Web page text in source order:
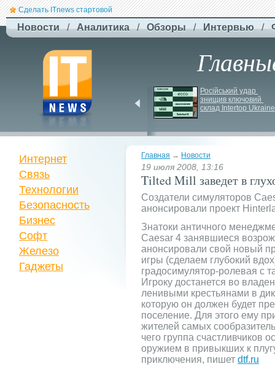
Сделать ITnews стартовой
Новости / Аналитика / Обзоры / Интервью /
бюджетный дрон F-
Сaptain, который
Російський удар
знищив ключовий
склад Intertop Ukraine
Главная → Новости
19 июля 2008, 13:16
Tilted Mill заведет в
Создатели симуляторов
анонсировали проект
Знатоки античного
Caesar 4 занявшиеся
анонсировали свой новый
игры (сделаем глубокий
градосимулятор-ролевая с
Игроку достанется во
ленивыми крестьянами в
которую он должен будет
поселение. Для этого ему
жителей самых
чего группа счастливчиков
оружием в привыкших к
приключения, пишет dtf.ru
Интернет
Связь
Технологии
Безопасность
Бизнес
Софт
Железо
Гаджеты